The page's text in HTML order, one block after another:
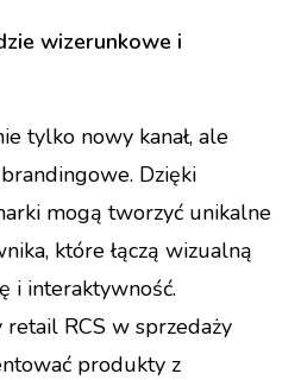
wizerunkowe i
tylko nowy kanał, ale
Dzięki
mogą tworzyć unikalne
które łączą wizualną
i interaktywność.
retail RCS w sprzedaży
produkty z